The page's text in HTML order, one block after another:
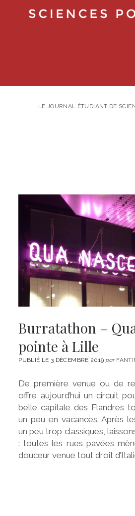
LE JOURNAL ÉTUDIANT DE
Burratathon –
pointe à Lille
PUBLIÉ LE 3 DÉCEMBRE 2019 par
De première venue ou de
offre aujourd’hui un circuit
belle capitale des Flandres
un peu en vacances. Après
un peu trop classiques,
: toutes les rues pavées
douceur venue tout droit